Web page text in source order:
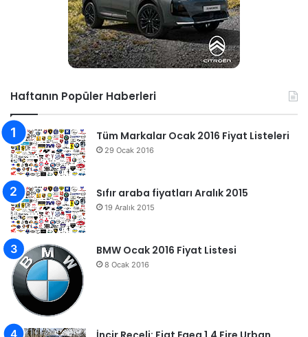
Haftanın Popüler Haberleri
Tüm Markalar Ocak 2016 Fiyat Listeleri
29 Ocak 2016
Sıfır araba fiyatları Aralık 2015
19 Aralık 2015
BMW Ocak 2016 Fiyat Listesi
8 Ocak 2016